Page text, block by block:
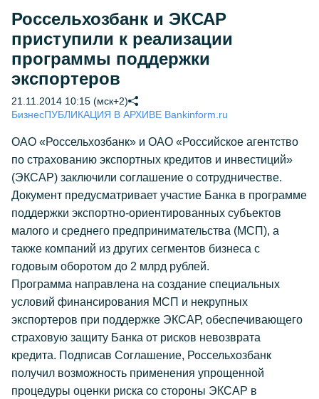
Россельхозбанк и ЭКСАР
приступили к реализации
программы поддержки
экспортеров
21.11.2014 10:15 (мск+2)
БизнесПУБЛИКАЦИЯ В АРХИВЕ Bankinform.ru
ОАО «Россельхозбанк» и ОАО «Российское агентство
по страхованию экспортных кредитов и инвестиций»
(ЭКСАР) заключили соглашение о сотрудничестве.
Документ предусматривает участие Банка в программе
поддержки экспортно-ориентированных субъектов
малого и среднего предпринимательства (МСП), а
также компаний из других сегментов бизнеса с
годовым оборотом до 2 млрд рублей.
Программа направлена на создание специальных
условий финансирования МСП и некрупных
экспортеров при поддержке ЭКСАР, обеспечивающего
страховую защиту Банка от рисков невозврата
кредита. Подписав Соглашение, Россельхозбанк
получил возможность применения упрощенной
процедуры оценки риска со стороны ЭКСАР в